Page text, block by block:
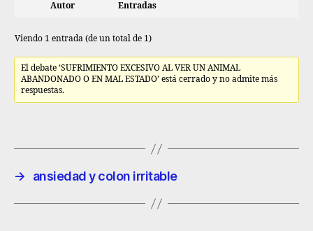
Autor Entradas
Viendo 1 entrada (de un total de 1)
El debate ‘SUFRIMIENTO EXCESIVO AL VER UN ANIMAL
ABANDONADO O EN MAL ESTADO’ está cerrado y no admite más
respuestas.
→ ansiedad y colon irritable